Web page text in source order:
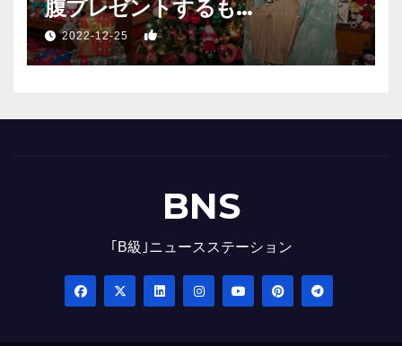
腹プレゼントするも…
2022-12-25 1
BNS
｢B級｣ニュースステーション